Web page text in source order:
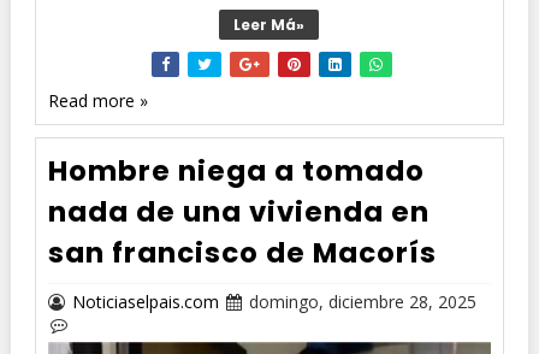
Leer Má»
Read more »
Hombre niega a tomado
nada de una vivienda en
san francisco de Macorís
Noticiaselpais.com domingo, diciembre 28, 2025